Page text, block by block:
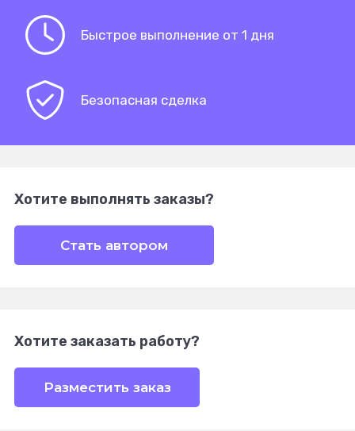
Быстрое выполнение от 1 дня
Безопасная сделка
Хотите выполнять заказы?
Стать автором
Хотите заказать работу?
Разместить заказ